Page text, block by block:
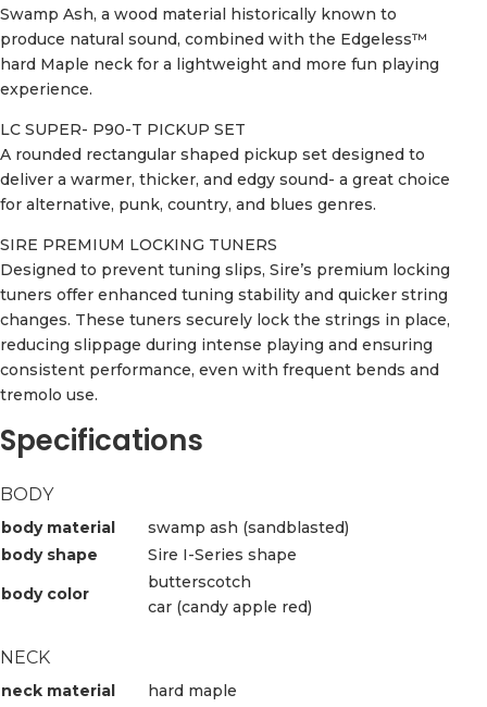
Swamp Ash, a wood material historically known to
produce natural sound, combined with the Edgeless™
hard Maple neck for a lightweight and more fun playing
experience.
LC SUPER- P90-T PICKUP SET
A rounded rectangular shaped pickup set designed to
deliver a warmer, thicker, and edgy sound- a great choice
for alternative, punk, country, and blues genres.
SIRE PREMIUM LOCKING TUNERS
Designed to prevent tuning slips, Sire’s premium locking
tuners offer enhanced tuning stability and quicker string
changes. These tuners securely lock the strings in place,
reducing slippage during intense playing and ensuring
consistent performance, even with frequent bends and
tremolo use.
Specifications
BODY
body material
swamp ash (sandblasted)
body shape
Sire I-Series shape
body color
butterscotch
car (candy apple red)
NECK
neck material hard maple